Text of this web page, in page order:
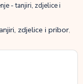
- tanjiri, zdjelice i
zdjelice i pribor,